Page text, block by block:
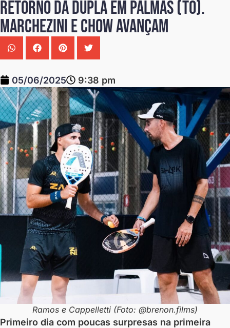
retorno da dupla em Palmas (TO).
Marchezini e Chow avançam
05/06/2025 9:38 pm
Ramos e Cappelletti (Foto: @brenon.films)
Primeiro dia com poucas surpresas na primeira